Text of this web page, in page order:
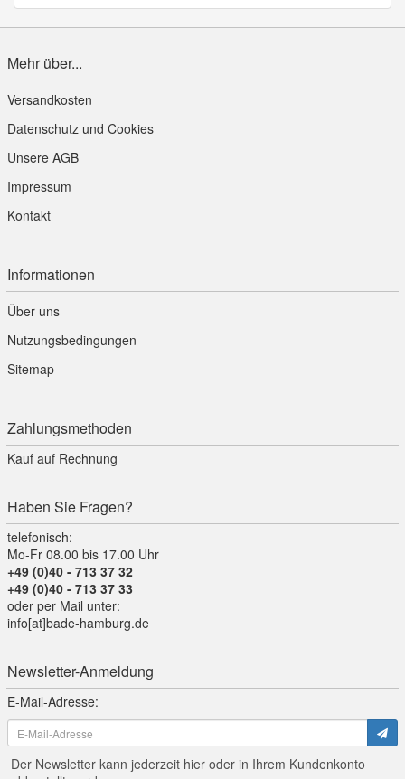
Mehr über...
Versandkosten
Datenschutz und Cookies
Unsere AGB
Impressum
Kontakt
Informationen
Über uns
Nutzungsbedingungen
Sitemap
Zahlungsmethoden
Kauf auf Rechnung
Haben Sie Fragen?
telefonisch:
Mo-Fr 08.00 bis 17.00 Uhr
+49 (0)40 - 713 37 32
+49 (0)40 - 713 37 33
oder per Mail unter:
info[at]bade-hamburg.de
Newsletter-Anmeldung
E-Mail-Adresse:
Der Newsletter kann jederzeit hier oder in Ihrem Kundenkonto